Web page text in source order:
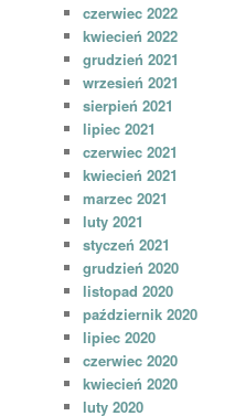
czerwiec 2022
kwiecień 2022
grudzień 2021
wrzesień 2021
sierpień 2021
lipiec 2021
czerwiec 2021
kwiecień 2021
marzec 2021
luty 2021
styczeń 2021
grudzień 2020
listopad 2020
październik 2020
lipiec 2020
czerwiec 2020
kwiecień 2020
luty 2020